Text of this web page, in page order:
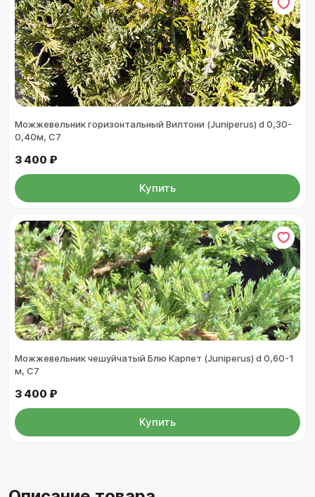
Можжевельник горизонтальный Вилтони (Juniperus) d 0,30-
0,40м, С7
3 400 ₽
Купить
Можжевельник чешуйчатый Блю Карпет (Juniperus) d 0,60-1
м, С7
3 400 ₽
Купить